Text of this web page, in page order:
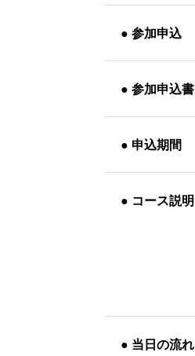
● 参加申込
● 参加申込書
● 申込期間
● コース説明
● 当日の流れ